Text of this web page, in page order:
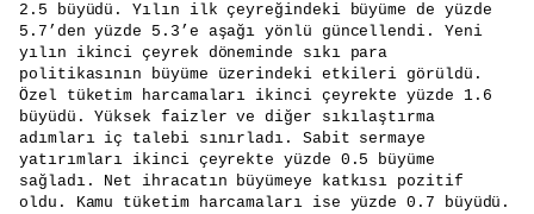
2.5 büyüdü. Yılın ilk çeyreğindeki büyüme de yüzde
5.7’den yüzde 5.3’e aşağı yönlü güncellendi. Yeni
yılın ikinci çeyrek döneminde sıkı para
politikasının büyüme üzerindeki etkileri görüldü.
Özel tüketim harcamaları ikinci çeyrekte yüzde 1.6
büyüdü. Yüksek faizler ve diğer sıkılaştırma
adımları iç talebi sınırladı. Sabit sermaye
yatırımları ikinci çeyrekte yüzde 0.5 büyüme
sağladı. Net ihracatın büyümeye katkısı pozitif
oldu. Kamu tüketim harcamaları ise yüzde 0.7 büyüdü.